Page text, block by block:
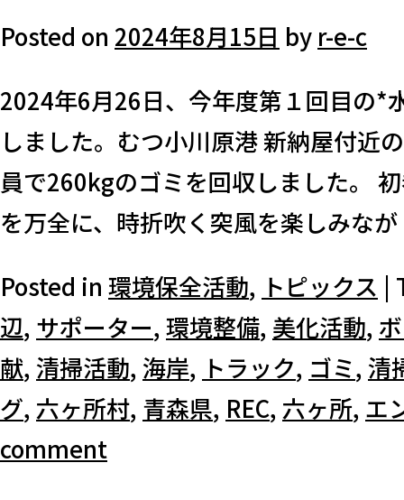
Posted on 2024年8月15日 by r-e-c
2024年6月26日、今年度第１回目の*
しました。むつ小川原港 新納屋付近
員で260kgのゴミを回収しました。
を万全に、時折吹く突風を楽しみな
Posted in 環境保全活動, トピックス |
辺, サポーター, 環境整備, 美化活動,
献, 清掃活動, 海岸, トラック, ゴミ, 清
グ, 六ヶ所村, 青森県, REC, 六ヶ所, エ
comment